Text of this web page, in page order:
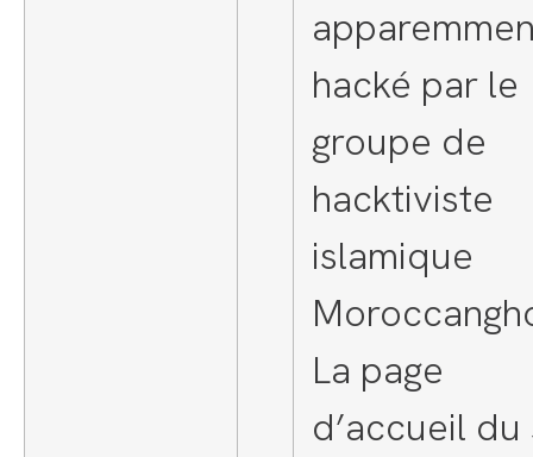
hacké par le
groupe de
hacktiviste
islamique
La page
d’accueil